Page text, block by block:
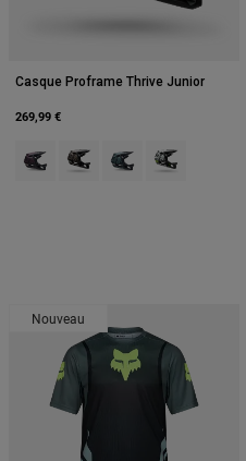
Casque Proframe Thrive Junior
269,99 €
Product swatch type of Marron
Product swatch type of
Product swatch
Product
Nouveau